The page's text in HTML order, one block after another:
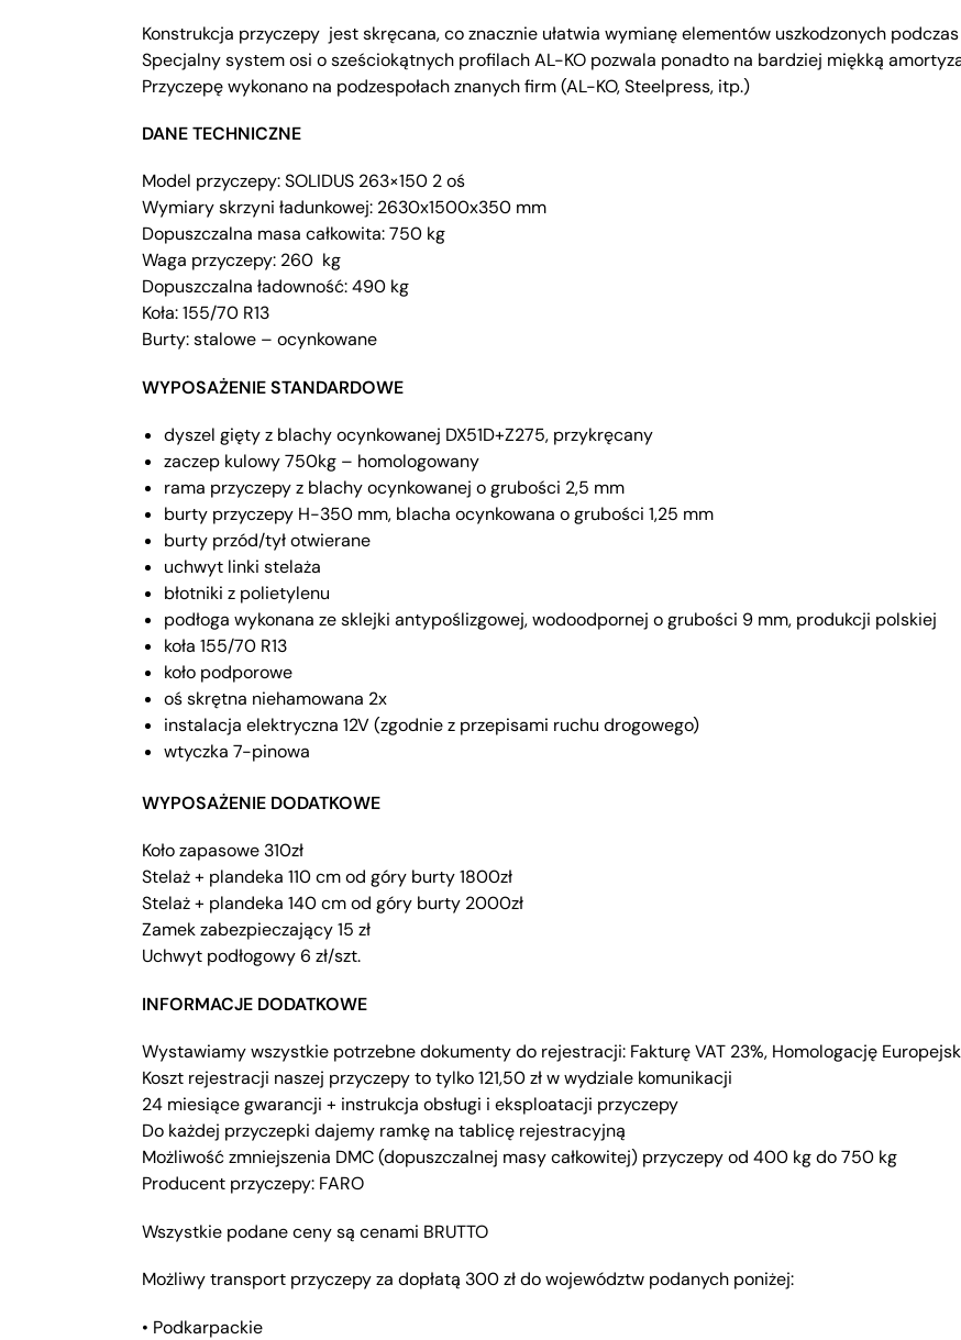
Konstrukcja przyczepy jest skręcana, co znacznie ułatwia wymianę elementów uszkodzonych
Specjalny system osi o sześciokątnych profilach AL-KO pozwala ponadto na bardziej miękką
Przyczepę wykonano na podzespołach znanych firm (AL-KO, Steelpress, itp.)
DANE TECHNICZNE
Model przyczepy: SOLIDUS 263×150 2 oś
Wymiary skrzyni ładunkowej: 2630x1500x350 mm
Dopuszczalna masa całkowita: 750 kg
Waga przyczepy: 260 kg
Dopuszczalna ładowność: 490 kg
Koła: 155/70 R13
Burty: stalowe – ocynkowane
WYPOSAŻENIE STANDARDOWE
dyszel gięty z blachy ocynkowanej DX51D+Z275, przykręcany
zaczep kulowy 750kg – homologowany
rama przyczepy z blachy ocynkowanej o grubości 2,5 mm
burty przyczepy H-350 mm, blacha ocynkowana o grubości 1,25 mm
burty przód/tył otwierane
uchwyt linki stelaża
błotniki z polietylenu
podłoga wykonana ze sklejki antypoślizgowej, wodoodpornej o grubości 9 mm, produkcji polskiej
koła 155/70 R13
koło podporowe
oś skrętna niehamowana 2x
instalacja elektryczna 12V (zgodnie z przepisami ruchu drogowego)
wtyczka 7-pinowa
WYPOSAŻENIE DODATKOWE
Koło zapasowe 310zł
Stelaż + plandeka 110 cm od góry burty 1800zł
Stelaż + plandeka 140 cm od góry burty 2000zł
Zamek zabezpieczający 15 zł
Uchwyt podłogowy 6 zł/szt.
INFORMACJE DODATKOWE
Wystawiamy wszystkie potrzebne dokumenty do rejestracji: Fakturę VAT 23%, Homologację
Koszt rejestracji naszej przyczepy to tylko 121,50 zł w wydziale komunikacji
24 miesiące gwarancji + instrukcja obsługi i eksploatacji przyczepy
Do każdej przyczepki dajemy ramkę na tablicę rejestracyjną
Możliwość zmniejszenia DMC (dopuszczalnej masy całkowitej) przyczepy od 400 kg do 750 kg
Producent przyczepy: FARO
Wszystkie podane ceny są cenami BRUTTO
Możliwy transport przyczepy za dopłatą 300 zł do województw podanych poniżej:
• Podkarpackie